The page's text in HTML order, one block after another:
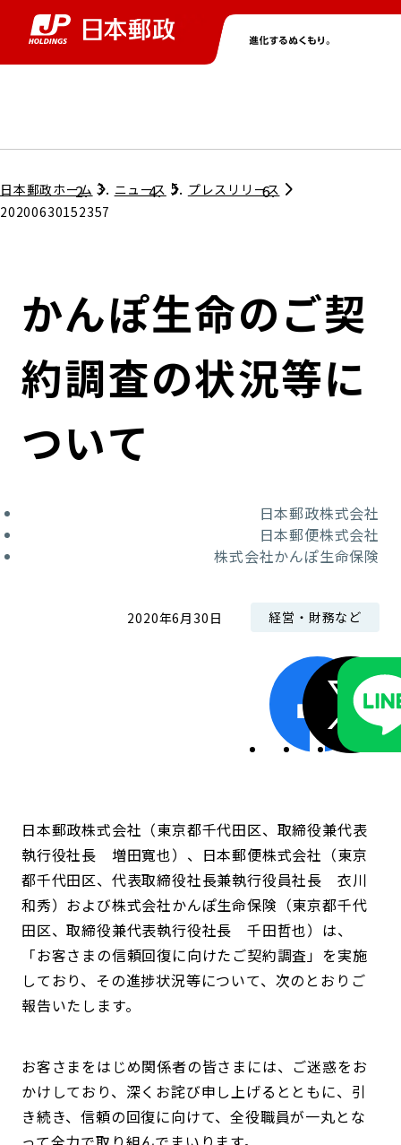
グループ情報トップ
コンプライアンス
ガバナンス
株主・投資家情報トップ
個人投資家のみなさまへ
株式情報
ニューストップ
サステナビリティトップ
担当役員メッセージ
サステナビリティマネジメント
採用情報トップ
日本郵政ホーム ニュース
プレスリリース
20200630152357
かんぽ生命のご契
約調査の状況等に
ついて
日本郵政株式会社
日本郵便株式会社
株式会社かんぽ生命保険
2020年6月30日 経営・財務など
日本郵政株式会社（東京都千代田区、取締役兼代表
執行役社長 増田寬也）、日本郵便株式会社（東京
都千代田区、代表取締役社長兼執行役員社長 衣川
和秀）および株式会社かんぽ生命保険（東京都千代
田区、取締役兼代表執行役社長 千田哲也）は、
「お客さまの信頼回復に向けたご契約調査」を実施
しており、その進捗状況等について、次のとおりご
報告いたします。
お客さまをはじめ関係者の皆さまには、ご迷惑をお
かけしており、深くお詫び申し上げるとともに、引
き続き、信頼の回復に向けて、全役職員が一丸とな